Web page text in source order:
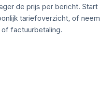
de prijs per bericht. Start
tariefoverzicht, of neem
factuurbetaling.